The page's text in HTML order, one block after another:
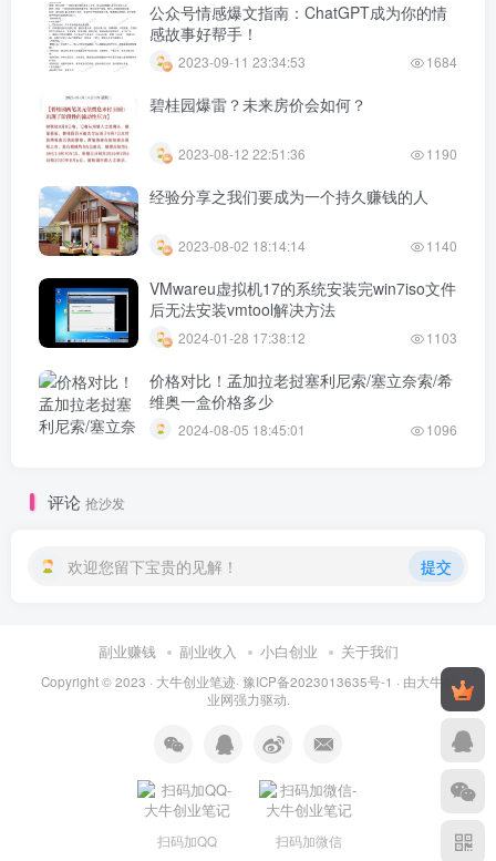
公众号情感爆文指南：ChatGPT成为你的情
感故事好帮手！
2023-09-11 23:34:53 1684
碧桂园爆雷？未来房价会如何？
2023-08-12 22:51:36 1190
经验分享之我们要成为一个持久赚钱的人
2023-08-02 18:14:14 1140
VMwareu虚拟机17的系统安装完win7iso文件
后无法安装vmtool解决方法
2024-01-28 17:38:12 1103
价格对比！孟加拉老挝塞利尼索/塞立奈索/希
维奥一盒价格多少
2024-08-05 18:45:01 1096
评论 抢沙发
欢迎您留下宝贵的见解！ 提交
副业赚钱 副业收入 小白创业 关于我们
Copyright © 2023 · 大牛创业笔迹· 豫ICP备2023013635号-1 · 由大牛创
业网强力驱动.
扫码加QQ 扫码加微信